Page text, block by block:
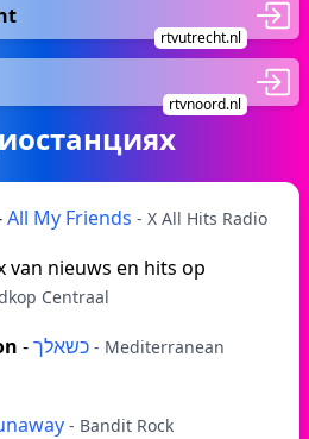
rtvutrecht.nl
rtvnoord.nl
All My Friends - X All Hits Radio
van nieuws en hits op
Centraal
-
- Mediterranean
- Bandit Rock